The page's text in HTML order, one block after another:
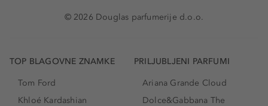
© 2026 Douglas parfumerije d.o.o.
TOP BLAGOVNE ZNAMKE
Tom Ford
Khloé Kardashian
PRILJUBLJENI PARFUMI
Ariana Grande Cloud
Dolce&Gabbana The